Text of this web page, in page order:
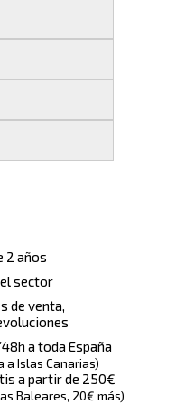
2 años
sector
de venta,
a toda España
a Islas Canarias)
a partir de 250€
Baleares, 20€ más)